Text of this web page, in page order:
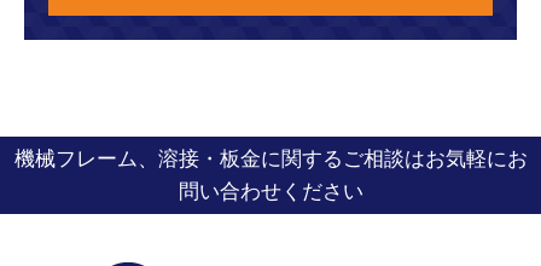
機械フレーム、溶接・板金に関するご相談はお気軽にお
問い合わせください